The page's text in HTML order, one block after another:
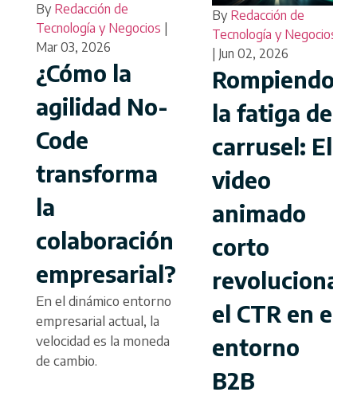
By Redacción de
Tecnología y Negocios
Mar 03, 2026
¿Cómo la
agilidad No-
Code
transforma
la
colaboración
empresarial?
En el dinámico entorno
empresarial actual, la
velocidad es la moneda
de cambio.
By Redacción de
Tecnología y Negocios
Jun 02, 2026
Rompiendo
la fatiga del
carrusel: El
video
animado
corto
revoluciona
el CTR en el
entorno
B2B